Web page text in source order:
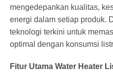
mengedepankan kualitas,
energi dalam setiap produk.
teknologi terkini untuk
optimal dengan konsumsi
Fitur Utama Water Heater